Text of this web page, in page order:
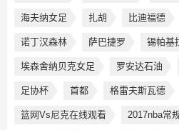
海夫纳女足 扎胡 比迪福德
诺丁汉森林 萨巴捷罗 锡帕基
埃森舍纳贝克女足 罗安达石油
足协杯 首都 格雷夫斯瓦德
篮网Vs尼克在线观看 2017nba常